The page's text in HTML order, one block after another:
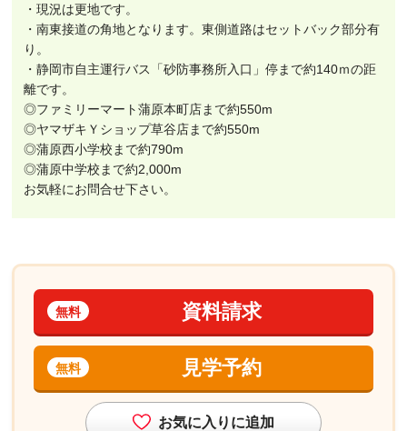
・現況は更地です。
・南東接道の角地となります。東側道路はセットバック部分有
り。
・静岡市自主運行バス「砂防事務所入口」停まで約140ｍの距
離です。
◎ファミリーマート蒲原本町店まで約550m
◎ヤマザキＹショップ草谷店まで約550m
◎蒲原西小学校まで約790m
◎蒲原中学校まで約2,000m
お気軽にお問合せ下さい。
資料請求
無料
見学予約
無料
お気に入りに追加